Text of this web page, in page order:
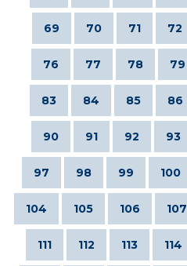
69 70 71 72
76 77 78 79
83 84 85 86
90 91 92 93
97 98 99 100
104 105 106 107
111 112 113 114